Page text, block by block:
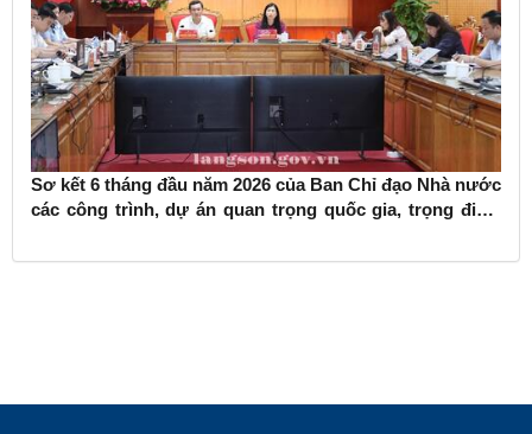
Sơ kết 6 tháng đầu năm 2026 của Ban Chỉ đạo Nhà nước
các công trình, dự án quan trọng quốc gia, trọng điểm